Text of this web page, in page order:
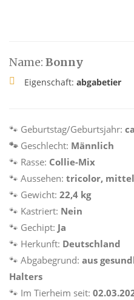
Name: Bonny
Eigenschaft: abgabetier
🐾 Geburtstag/Geburtsjahr:
🐾 Geschlecht: Männlich
🐾 Rasse: Collie-Mix
🐾 Aussehen: tricolor,
🐾 Gewicht: 22,4 kg
🐾 Kastriert: Nein
🐾 Gechipt: Ja
🐾 Herkunft: Deutschland
🐾 Abgabegrund: aus
Halters
🐾 Im Tierheim seit: